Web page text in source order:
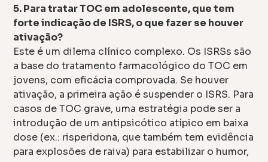
5. Para tratar TOC em adolescente, que tem
forte indicação de ISRS, o que fazer se houver
ativação?
Este é um dilema clínico complexo. Os ISRSs são
a base do tratamento farmacológico do TOC em
jovens, com eficácia comprovada. Se houver
ativação, a primeira ação é suspender o ISRS. Para
casos de TOC grave, uma estratégia pode ser a
introdução de um antipsicótico atípico em baixa
dose (ex.: risperidona, que também tem evidência
para explosões de raiva) para estabilizar o humor,